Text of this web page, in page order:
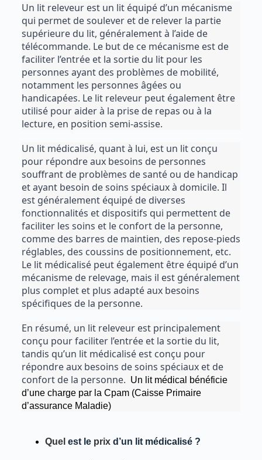
Un lit releveur est un lit équipé d’un mécanisme
qui permet de soulever et de relever la partie
supérieure du lit, généralement à l’aide de
télécommande. Le but de ce mécanisme est de
faciliter l’entrée et la sortie du lit pour les
personnes ayant des problèmes de mobilité,
notamment les personnes âgées ou
handicapées. Le lit releveur peut également être
utilisé pour aider à la prise de repas ou à la
lecture, en position semi-assise.
Un lit médicalisé, quant à lui, est un lit conçu
pour répondre aux besoins de personnes
souffrant de problèmes de santé ou de handicap
et ayant besoin de soins spéciaux à domicile. Il
est généralement équipé de diverses
fonctionnalités et dispositifs qui permettent de
faciliter les soins et le confort de la personne,
comme des barres de maintien, des repose-pieds
réglables, des coussins de positionnement, etc.
Le lit médicalisé peut également être équipé d’un
mécanisme de relevage, mais il est généralement
plus complet et plus adapté aux besoins
spécifiques de la personne.
En résumé, un lit releveur est principalement
conçu pour faciliter l’entrée et la sortie du lit,
tandis qu’un lit médicalisé est conçu pour
répondre aux besoins de soins spéciaux et de
confort de la personne. Un lit médical bénéficie
d’une charge par la Cpam (Caisse Primaire
d’assurance Maladie)
Quel est le prixd’un lit médicalisé ?